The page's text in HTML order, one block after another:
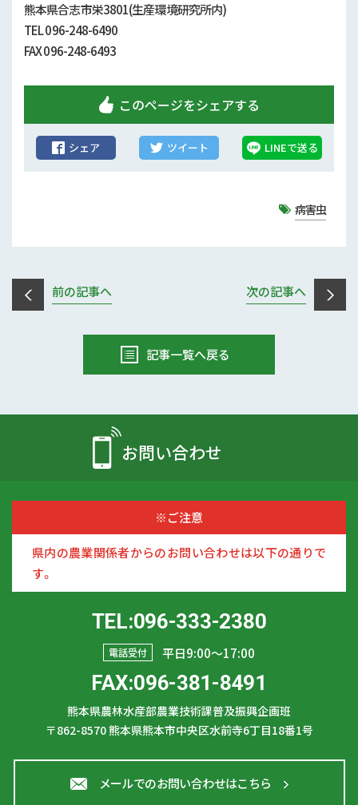
熊本県合志市栄3801(生産環境研究所内)
TEL 096-248-6490
FAX 096-248-6493
このページをシェアする
シェア ツイート LINEで送る
病害虫
前の記事へ 次の記事へ
記事一覧へ戻る
お問い合わせ
※ご注意
県内の農業関係者からのお問い合わせは以下の通りで
す。
TEL:096-333-2380
電話受付 平日9:00〜17:00
FAX:096-381-8491
熊本県農林水産部農業技術課普及振興企画班
〒862-8570熊本県熊本市中央区水前寺6丁目18番1号
メールでのお問い合わせはこちら